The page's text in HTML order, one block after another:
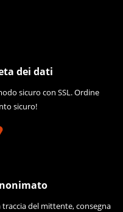
dei dati
sicuro con SSL. Ordine
sicuro!
del mittente, consegna